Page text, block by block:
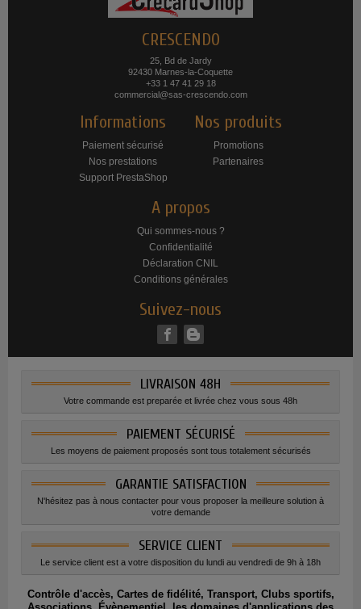
CRESCENDO
25, Bd de Jardy
92430 Marnes-la-Coquette
+33 1 47 41 29 18
commercial@sas-crescendo.com
Informations
Paiement sécurisé
Nos prestations
Support PrestaShop
Nos produits
Promotions
Partenaires
A propos
Qui sommes-nous ?
Confidentialité
Déclaration CNIL
Conditions générales
Suivez-nous
LIVRAISON 48H
Votre commande est preparée et livrée chez vous sous 48h
PAIEMENT SÉCURISÉ
Les moyens de paiement proposés sont tous totalement sécurisés
GARANTIE SATISFACTION
N'hésitez pas à nous contacter pour vous proposer la meilleure solution à
votre demande
SERVICE CLIENT
Le service client est a votre disposition du lundi au vendredi de 9h à 18h
Contrôle d'accès, Cartes de fidélité, Transport, Clubs sportifs,